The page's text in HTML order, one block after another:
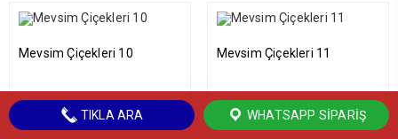
Mevsim Çiçekleri 10 Mevsim Çiçekleri 11
TIKLA ARA WHATSAPP SIPARIŞ